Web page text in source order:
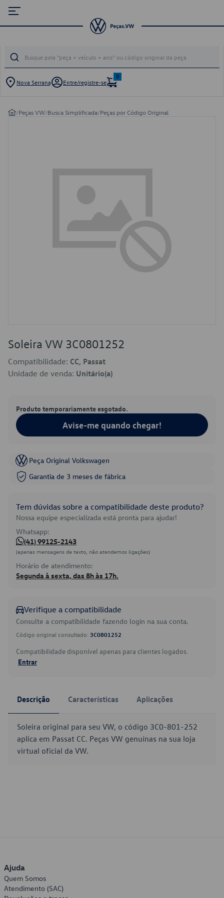
Nova Serrana Entre/registre-se
0
/Peças VW/Busca Simplificada/Peças por Código Original
Soleira VW 3C0801252
Compatibilidade: CC, Passat
Unidade de venda: Unitário(a)
Produto temporariamente esgotado.
Avise-me quando chegar!
Peça Original Volkswagen
Garantia de 3 meses de fábrica
Tem dúvidas sobre a compatibilidade deste produto?
Nossa equipe especializada está pronta para ajudar!
Whatsapp:
(41) 99125-2143
(apenas mensagens de texto, não atendemos ligações)
Horário de atendimento:
Segunda à sexta, das 8h às 17h.
Verifique a compatibilidade
Consulte a compatibilidade fazendo login na sua conta.
Código original consultado: 3C0801252
Compatibilidade disponível apenas para clientes logados.
Entrar
Descrição Características Aplicações
Soleira original para seu VW, o código 3C0-801-252
aplica em Passat CC. Peças VW genuínas na sua loja
virtual oficial da VW.
Ajuda
Quem Somos
Atendimento (SAC)